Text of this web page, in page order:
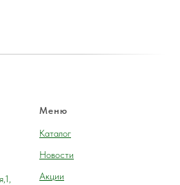
Меню
Каталог
Новости
Акции